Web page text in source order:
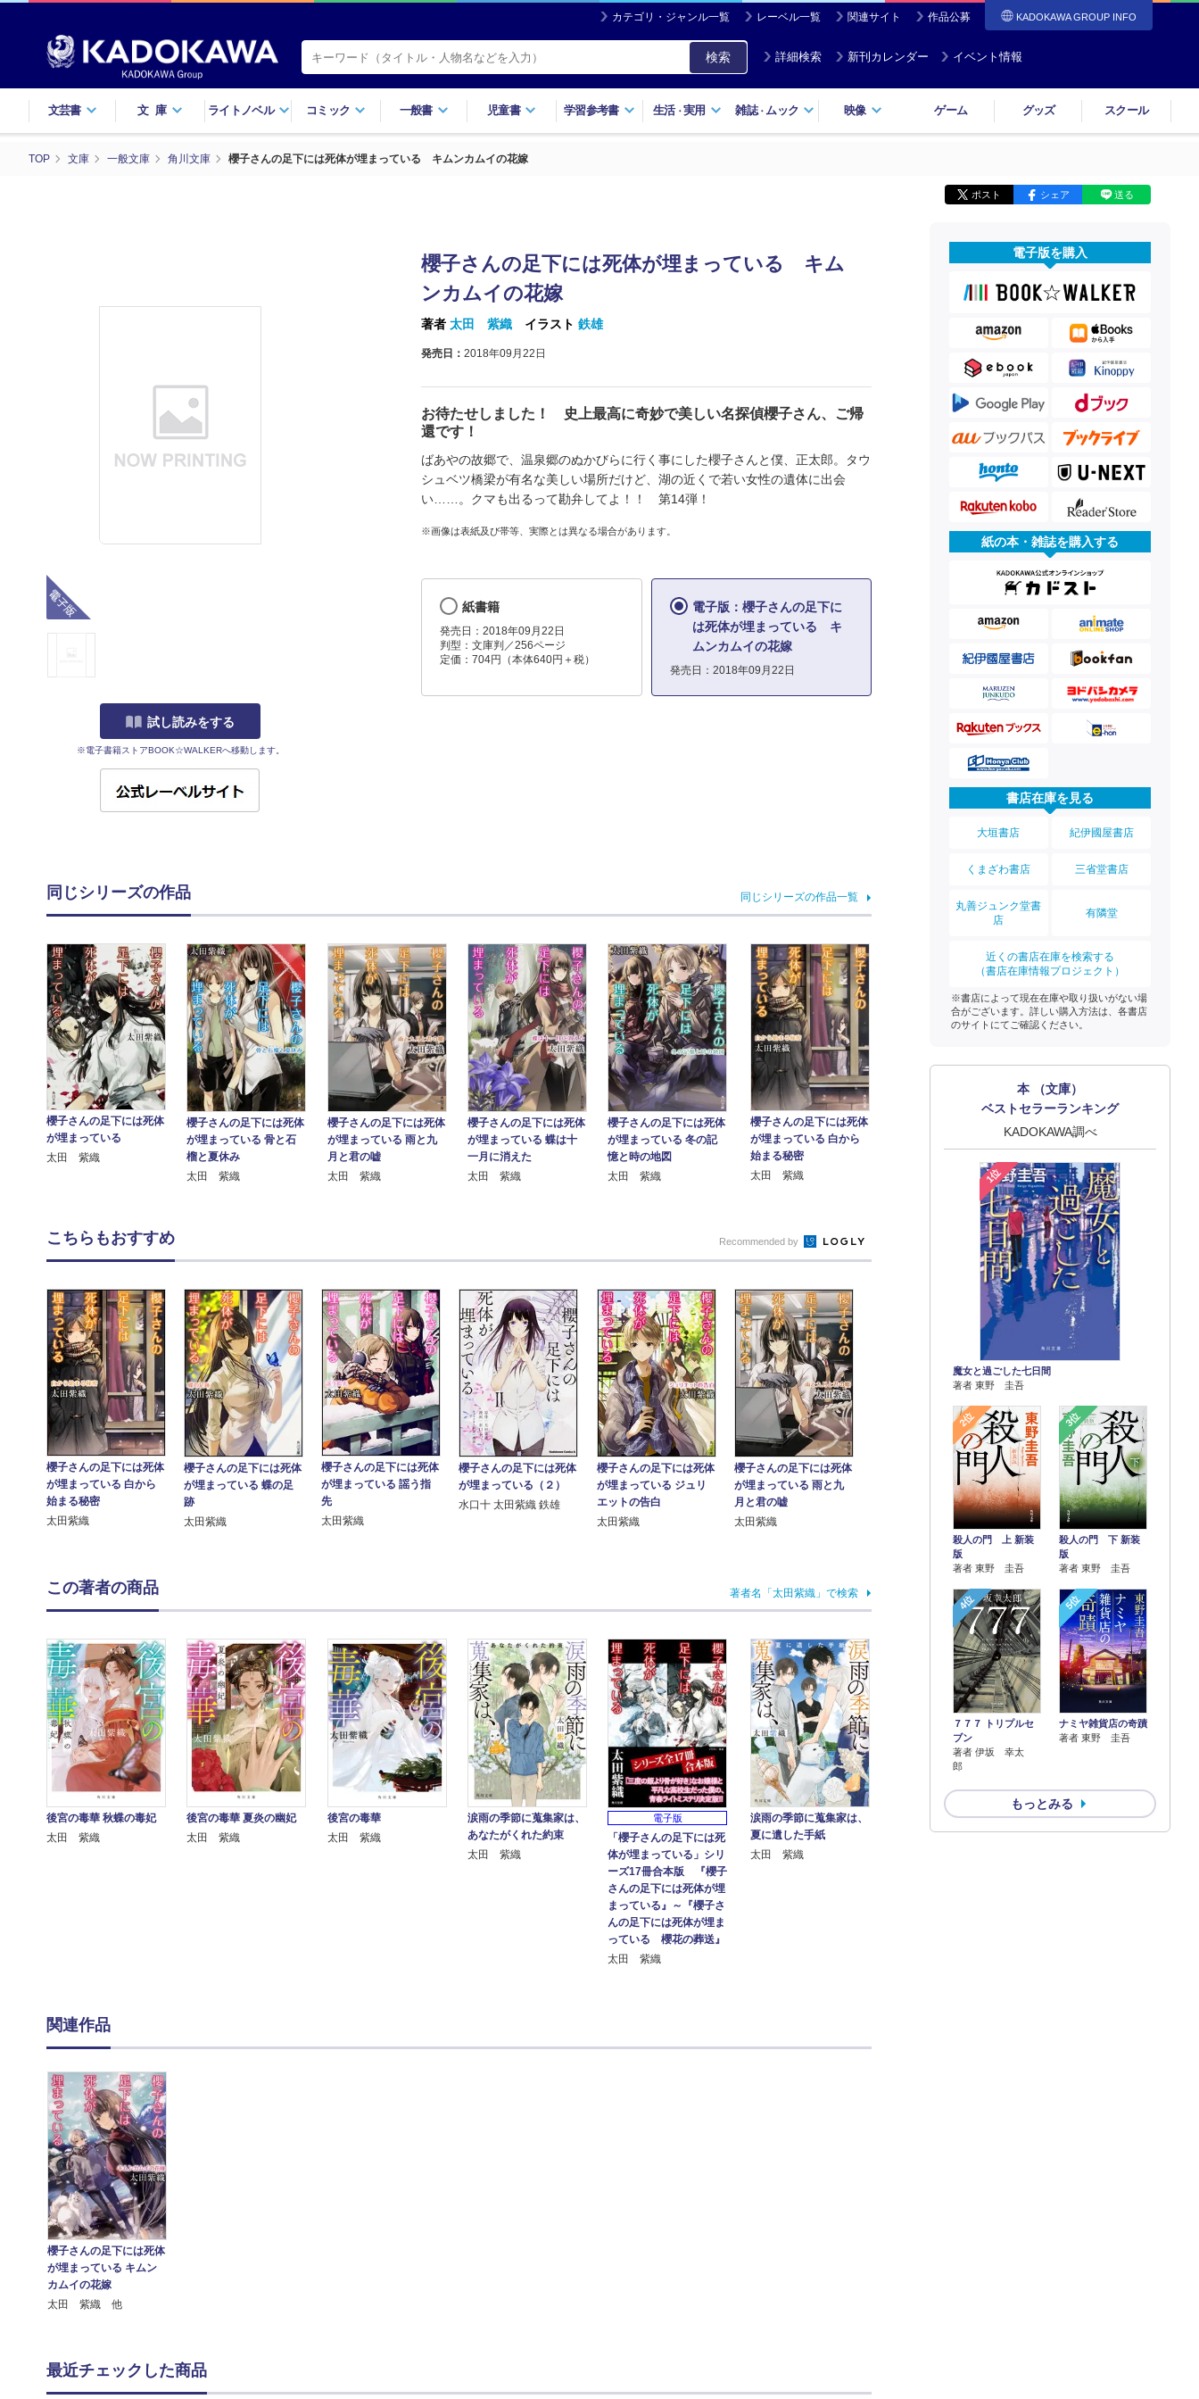
カテゴリ・ジャンル一覧 レーベル一覧 関連サイト 作品公募 KADOKAWA GROUP INFO
検索 詳細検索 新刊カレンダー イベント情報
文芸書 文庫 ライトノベル コミック 一般書 児童書 学習参考書 生活・実用 雑誌・ ムック 映像 ゲーム グッズ スクール
TOP 文庫 一般文庫 角川文庫 櫻子さんの足下には死体が埋まっている キムンカムイの花嫁
ポスト シェア 送る
試し読みをする
※電子書籍ストアBOOK☆WALKERへ移動します。
櫻子さんの足下には死体が埋まっている キム
ンカムイの花嫁
著者 太田 紫織 イラスト 鉄雄
発売日： 2018年09月22日
お待たせしました！ 史上最高に奇妙で美しい名探偵櫻子さん、ご帰
還です！
ばあやの故郷で、温泉郷のぬかびらに行く事にした櫻子さんと僕、正太郎。タウ
シュベツ橋梁が有名な美しい場所だけど、湖の近くで若い女性の遺体に出会
い……。クマも出るって勘弁してよ！！ 第14弾！
※画像は表紙及び帯等、実際とは異なる場合があります。
紙書籍
発売日：2018年09月22日
判型：文庫判／256ページ
定価：704円（本体640円＋税）
電子版：櫻子さんの足下に
は死体が埋まっている キ
ムンカムイの花嫁
発売日：2018年09月22日
同じシリーズの作品 同じシリーズの作品一覧
櫻子さんの足下には死体
が埋まっている
太田 紫織
櫻子さんの足下には死体
が埋まっている 骨と石
榴と夏休み
太田 紫織
櫻子さんの足下には死体
が埋まっている 雨と九
月と君の嘘
太田 紫織
櫻子さんの足下には死体
が埋まっている 蝶は十
一月に消えた
太田 紫織
櫻子さんの足下には死体
が埋まっている 冬の記
憶と時の地図
太田 紫織
櫻子さんの足下には死体
が埋まっている 白から
始まる秘密
太田 紫織
電子版を購入
紙の本・雑誌を購入する
書店在庫を見る
大垣書店 紀伊國屋書店
くまざわ書店 三省堂書店
丸善ジュンク堂書
店
有隣堂
近くの書店在庫を検索する
（書店在庫情報プロジェクト）
※書店によって現在在庫や取り扱いがない場
合がございます。詳しい購入方法は、各書店
のサイトにてご確認ください。
本 （文庫）
ベストセラーランキング
KADOKAWA調べ
1位
魔女と過ごした七日間
著者 東野 圭吾
2位
殺人の門 上 新装
版
著者 東野 圭吾
3位
殺人の門 下 新装
版
著者 東野 圭吾
4位
７７７ トリプルセ
ブン
著者 伊坂 幸太
郎
5位
ナミヤ雑貨店の奇蹟
著者 東野 圭吾
もっとみる
こちらもおすすめ Recommended by
櫻子さんの足下には死体
が埋まっている 白から
始まる秘密
太田紫織
櫻子さんの足下には死体
が埋まっている 蝶の足
跡
太田紫織
櫻子さんの足下には死体
が埋まっている 謡う指
先
太田紫織
櫻子さんの足下には死体
が埋まっている（２）
水口十 太田紫織 鉄雄
櫻子さんの足下には死体
が埋まっている ジュリ
エットの告白
太田紫織
櫻子さんの足下には死体
が埋まっている 雨と九
月と君の嘘
太田紫織
この著者の商品 著者名「太田紫織」で検索
後宮の毒華 秋蝶の毒妃
太田 紫織
後宮の毒華 夏炎の幽妃
太田 紫織
後宮の毒華
太田 紫織
涙雨の季節に蒐集家は、
あなたがくれた約束
太田 紫織
電子版
「櫻子さんの足下には死
体が埋まっている」シリ
ーズ17冊合本版 『櫻子
さんの足下には死体が埋
まっている』～『櫻子さ
んの足下には死体が埋ま
っている 櫻花の葬送』
太田 紫織
涙雨の季節に蒐集家は、
夏に遺した手紙
太田 紫織
関連作品
櫻子さんの足下には死体
が埋まっている キムン
カムイの花嫁
太田 紫織 他
最近チェックした商品